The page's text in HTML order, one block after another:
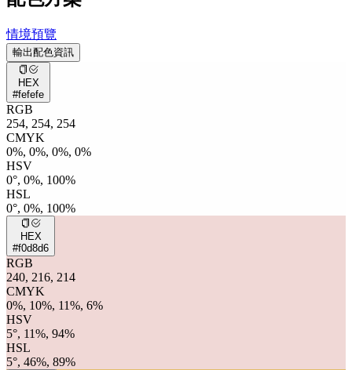
情境預覽
輸出配色資訊
HEX
#fefefe
RGB
254, 254, 254
CMYK
0%, 0%, 0%, 0%
HSV
0°, 0%, 100%
HSL
0°, 0%, 100%
HEX
#f0d8d6
RGB
240, 216, 214
CMYK
0%, 10%, 11%, 6%
HSV
5°, 11%, 94%
HSL
5°, 46%, 89%